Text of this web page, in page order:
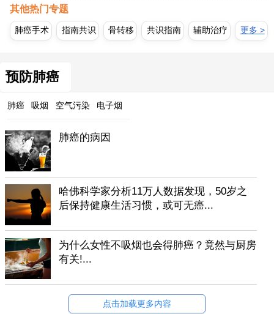
其他热门专题
肺癌手术 指南共识 骨转移 共识指南 辅助治疗 更多 >
预防肺癌
肺癌 吸烟 空气污染 电子烟
肺癌的病因
哈佛科学家分析11万人数据发现，50岁之
后保持健康生活习惯，或可无癌...
为什么女性不吸烟也会得肺癌？竟然与厨房
有关!...
点击加载更多内容